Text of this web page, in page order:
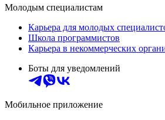
Молодым специалистам
Карьера для молодых
Школа программистов
Карьера в некоммерческих
Боты для уведомлений
Мобильное приложение